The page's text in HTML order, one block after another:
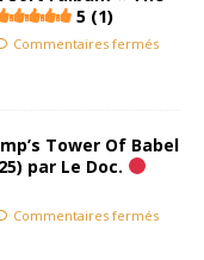
5 (1)
Commentaires fermés
Tower Of Babel
par Le Doc.
Commentaires fermés